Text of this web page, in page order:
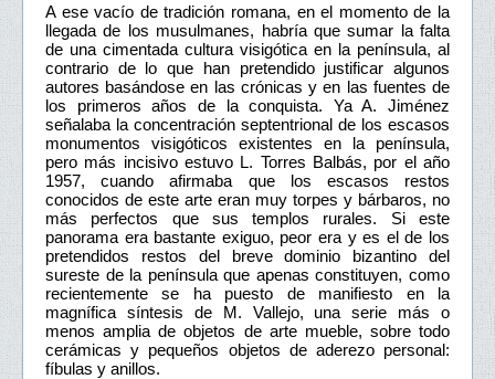
A ese vacío de tradición romana, en el momento de la
llegada de los musulmanes, habría que sumar la falta
de una cimentada cultura visigótica en la península, al
contrario de lo que han pretendido justificar algunos
autores basándose en las crónicas y en las fuentes de
los primeros años de la conquista. Ya A. Jiménez
señalaba la concentración septentrional de los escasos
monumentos visigóticos existentes en la península,
pero más incisivo estuvo L. Torres Balbás, por el año
1957, cuando afirmaba que los escasos restos
conocidos de este arte eran muy torpes y bárbaros, no
más perfectos que sus templos rurales. Si este
panorama era bastante exiguo, peor era y es el de los
pretendidos restos del breve dominio bizantino del
sureste de la península que apenas constituyen, como
recientemente se ha puesto de manifiesto en la
magnífica síntesis de M. Vallejo, una serie más o
menos amplia de objetos de arte mueble, sobre todo
cerámicas y pequeños objetos de aderezo personal:
fíbulas y anillos.